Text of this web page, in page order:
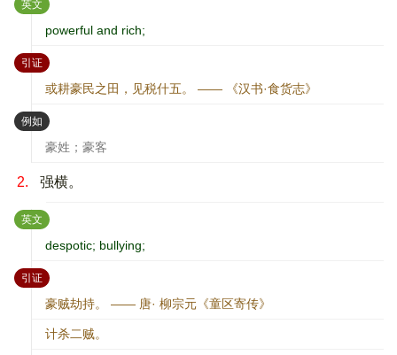
英文 ：
powerful and rich;
引证：
或耕豪民之田，见税什五。 —— 《汉书·食货志》
例如 ：
豪姓；豪客
2. 强横。
英文 ：
despotic; bullying;
引证：
豪贼劫持。 —— 唐· 柳宗元《童区寄传》
计杀二贼。